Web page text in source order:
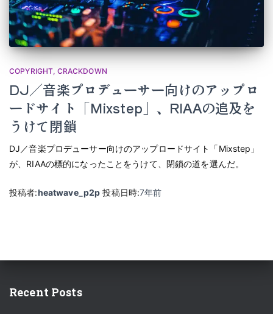
COPYRIGHT CRACKDOWN
DJ／音楽プロデューサー向けのアップロ
ードサイト「Mixstep」、RIAAの追及を
うけて閉鎖
DJ／音楽プロデューサー向けのアップロードサイト「Mixstep」
が、RIAAの標的になったことをうけて、閉鎖の道を選んだ。
投稿者:heatwave_p2p 投稿日時:7年前
Recent Posts